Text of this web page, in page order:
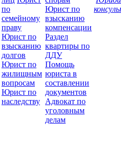
по
семейному
праву
Юрист по
взысканию
долгов
Юрист по
жилищным
вопросам
Юрист по
наследству
Юрист по
взысканию
компенсации
Раздел
квартиры по
ДДУ
Помощь
юриста в
составлении
документов
Адвокат по
уголовным
делам